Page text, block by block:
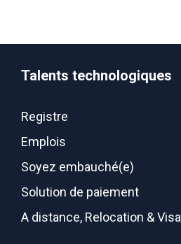
Talents technologiques
Registre
Emplois
Soyez embauché(e)
Solution de paiement
A distance, Relocation & Visa